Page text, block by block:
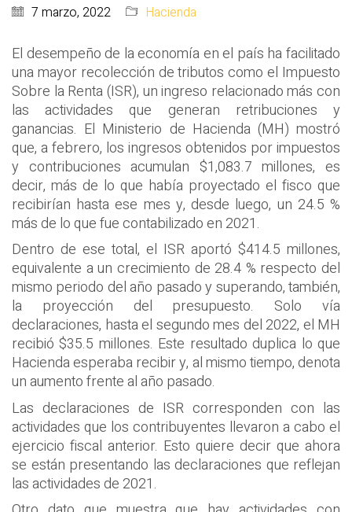
7 marzo, 2022 Hacienda
El desempeño de la economía en el país ha facilitado
una mayor recolección de tributos como el Impuesto
Sobre la Renta (ISR), un ingreso relacionado más con
las actividades que generan retribuciones y
ganancias. El Ministerio de Hacienda (MH) mostró
que, a febrero, los ingresos obtenidos por impuestos
y contribuciones acumulan $1,083.7 millones, es
decir, más de lo que había proyectado el fisco que
recibirían hasta ese mes y, desde luego, un 24.5 %
más de lo que fue contabilizado en 2021.
Dentro de ese total, el ISR aportó $414.5 millones,
equivalente a un crecimiento de 28.4 % respecto del
mismo periodo del año pasado y superando, también,
la proyección del presupuesto. Solo vía
declaraciones, hasta el segundo mes del 2022, el MH
recibió $35.5 millones. Este resultado duplica lo que
Hacienda esperaba recibir y, al mismo tiempo, denota
un aumento frente al año pasado.
Las declaraciones de ISR corresponden con las
actividades que los contribuyentes llevaron a cabo el
ejercicio fiscal anterior. Esto quiere decir que ahora
se están presentando las declaraciones que reflejan
las actividades de 2021.